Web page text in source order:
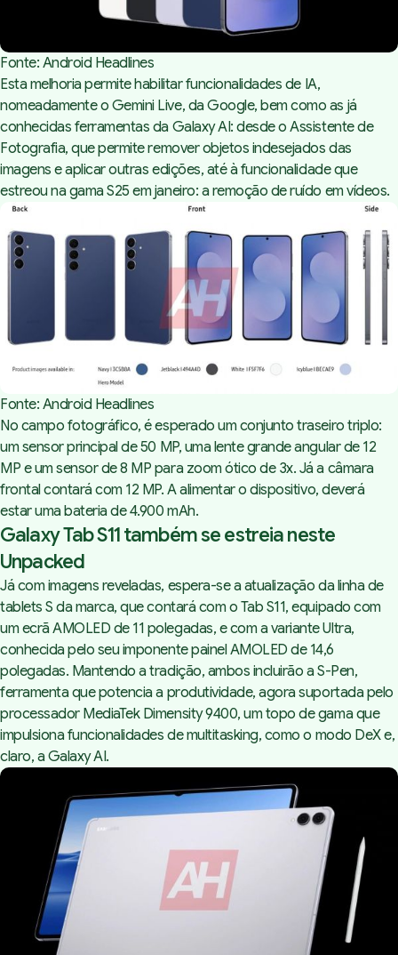
Fonte: Android Headlines
Esta melhoria permite habilitar funcionalidades de IA,
nomeadamente o Gemini Live, da Google, bem como as já
conhecidas ferramentas da Galaxy AI: desde o Assistente de
Fotografia, que permite remover objetos indesejados das
imagens e aplicar outras edições, até à funcionalidade que
estreou na gama S25 em janeiro: a remoção de ruído em vídeos.
Fonte: Android Headlines
No campo fotográfico, é esperado um conjunto traseiro triplo:
um sensor principal de 50 MP, uma lente grande angular de 12
MP e um sensor de 8 MP para zoom ótico de 3x. Já a câmara
frontal contará com 12 MP. A alimentar o dispositivo, deverá
estar uma bateria de 4.900 mAh.
Galaxy Tab S11 também se estreia neste
Unpacked
Já com imagens reveladas, espera-se a atualização da linha de
tablets S da marca, que contará com o Tab S11, equipado com
um ecrã AMOLED de 11 polegadas, e com a variante Ultra,
conhecida pelo seu imponente painel AMOLED de 14,6
polegadas. Mantendo a tradição, ambos incluirão a S-Pen,
ferramenta que potencia a produtividade, agora suportada pelo
processador MediaTek Dimensity 9400, um topo de gama que
impulsiona funcionalidades de multitasking, como o modo DeX e,
claro, a Galaxy AI.